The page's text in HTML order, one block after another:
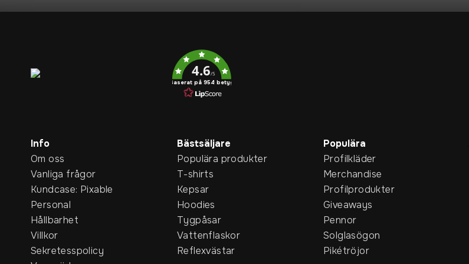
4.6/5
Baserat på 954 betyg
Info
Om oss
Vanliga frågor
Kundcase: Pixable
Personal
Hållbarhet
Villkor
Sekretesspolicy
Bästsäljare
Populära produkter
T-shirts
Kepsar
Hoodies
Tygpåsar
Vattenflaskor
Reflexvästar
Populära
Profilkläder
Merchandise
Profilprodukter
Giveaways
Pennor
Solglasögon
Pikétröjor